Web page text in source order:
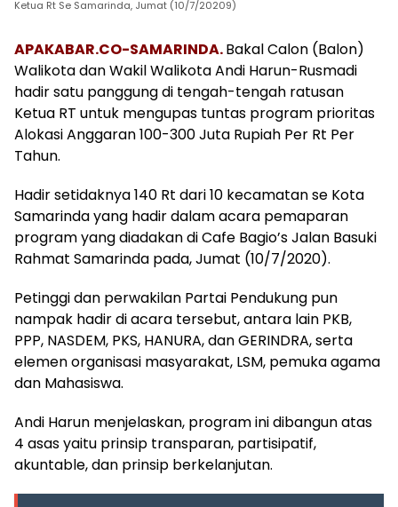
Ketua Rt Se Samarinda, Jumat (10/7/20209)
APAKABAR.CO-SAMARINDA.Bakal Calon (Balon)
Walikota dan Wakil Walikota Andi Harun-Rusmadi
hadir satu panggung di tengah-tengah ratusan
Ketua RT untuk mengupas tuntas program prioritas
Alokasi Anggaran 100-300 Juta Rupiah Per Rt Per
Tahun.
Hadir setidaknya 140 Rt dari 10 kecamatan se Kota
Samarinda yang hadir dalam acara pemaparan
program yang diadakan di Cafe Bagio’s Jalan Basuki
Rahmat Samarinda pada, Jumat (10/7/2020).
Petinggi dan perwakilan Partai Pendukung pun
nampak hadir di acara tersebut, antara lain PKB,
PPP, NASDEM, PKS, HANURA, dan GERINDRA, serta
elemen organisasi masyarakat, LSM, pemuka agama
dan Mahasiswa.
Andi Harun menjelaskan, program ini dibangun atas
4 asas yaitu prinsip transparan, partisipatif,
akuntable, dan prinsip berkelanjutan.